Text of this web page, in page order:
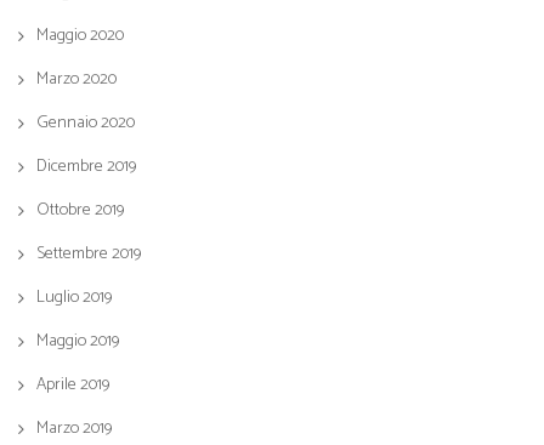
Maggio 2020
Marzo 2020
Gennaio 2020
Dicembre 2019
Ottobre 2019
Settembre 2019
Luglio 2019
Maggio 2019
Aprile 2019
Marzo 2019